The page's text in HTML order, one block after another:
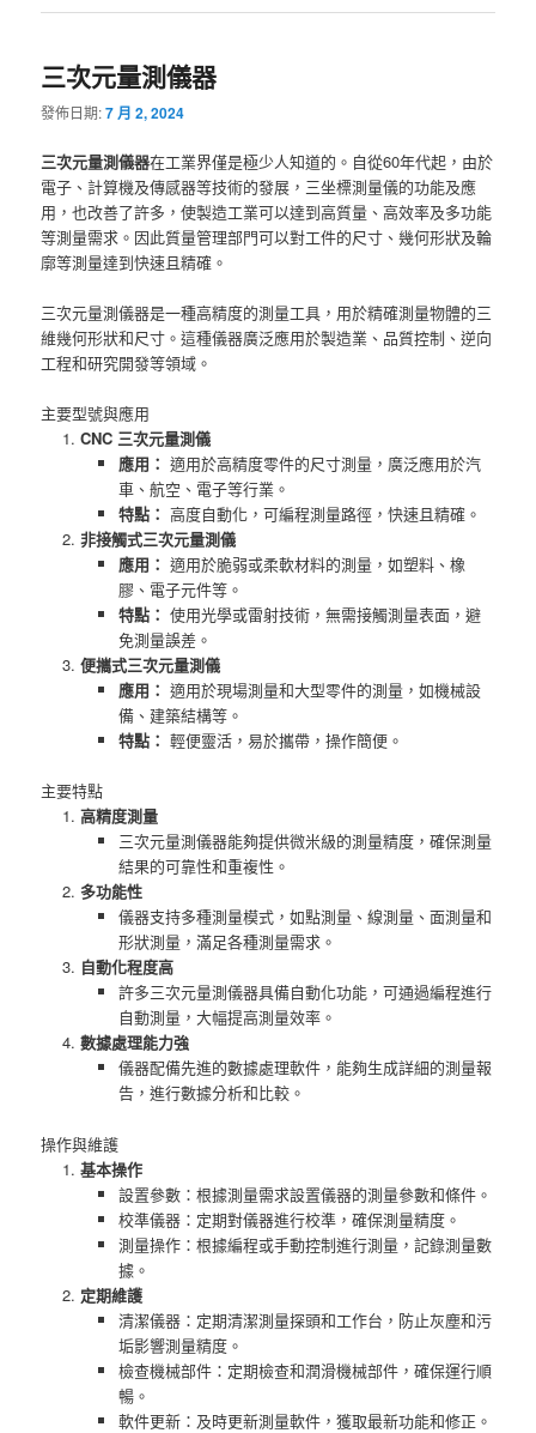
三次元量測儀器
發佈日期:7 月 2, 2024
三次元量測儀器在工業界僅是極少人知道的。自從60年代起，由於
電子、計算機及傳感器等技術的發展，三坐標測量儀的功能及應
用，也改善了許多，使製造工業可以達到高質量、高效率及多功能
等測量需求。因此質量管理部門可以對工件的尺寸、幾何形狀及輪
廓等測量達到快速且精確。
三次元量測儀器是一種高精度的測量工具，用於精確測量物體的三
維幾何形狀和尺寸。這種儀器廣泛應用於製造業、品質控制、逆向
工程和研究開發等領域。
主要型號與應用
CNC 三次元量測儀
應用： 適用於高精度零件的尺寸測量，廣泛應用於汽
車、航空、電子等行業。
特點： 高度自動化，可編程測量路徑，快速且精確。
非接觸式三次元量測儀
應用： 適用於脆弱或柔軟材料的測量，如塑料、橡
膠、電子元件等。
特點： 使用光學或雷射技術，無需接觸測量表面，避
免測量誤差。
便攜式三次元量測儀
應用： 適用於現場測量和大型零件的測量，如機械設
備、建築結構等。
特點： 輕便靈活，易於攜帶，操作簡便。
主要特點
高精度測量
三次元量測儀器能夠提供微米級的測量精度，確保測量
結果的可靠性和重複性。
多功能性
儀器支持多種測量模式，如點測量、線測量、面測量和
形狀測量，滿足各種測量需求。
自動化程度高
許多三次元量測儀器具備自動化功能，可通過編程進行
自動測量，大幅提高測量效率。
數據處理能力強
儀器配備先進的數據處理軟件，能夠生成詳細的測量報
告，進行數據分析和比較。
操作與維護
基本操作
設置參數：根據測量需求設置儀器的測量參數和條件。
校準儀器：定期對儀器進行校準，確保測量精度。
測量操作：根據編程或手動控制進行測量，記錄測量數
據。
定期維護
清潔儀器：定期清潔測量探頭和工作台，防止灰塵和污
垢影響測量精度。
檢查機械部件：定期檢查和潤滑機械部件，確保運行順
暢。
軟件更新：及時更新測量軟件，獲取最新功能和修正。